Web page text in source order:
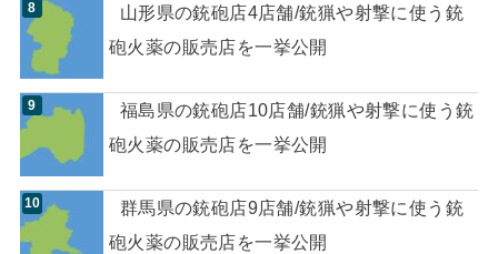
山形県の銃砲店4店舗/銃猟や射撃に使う銃
砲火薬の販売店を一挙公開
福島県の銃砲店10店舗/銃猟や射撃に使う銃
砲火薬の販売店を一挙公開
群馬県の銃砲店9店舗/銃猟や射撃に使う銃
砲火薬の販売店を一挙公開